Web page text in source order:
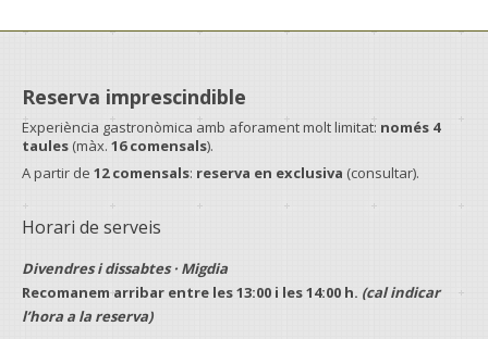
Reserva imprescindible
Experiència gastronòmica amb aforament molt limitat: només 4
taules (màx. 16 comensals).
A partir de 12 comensals: reserva en exclusiva (consultar).
Horari de serveis
Divendres i dissabtes · Migdia
Recomanem arribar entre les13:00 i les14:00 h. (cal indicar
l’hora a la reserva)